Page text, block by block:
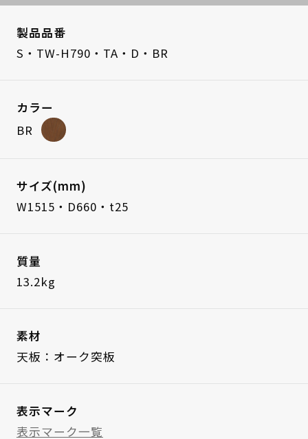
製品品番
S・TW-H790・TA・D・BR
カラー
BR
サイズ(mm)
W1515・D660・t25
質量
13.2kg
素材
天板：オーク突板
表示マーク
表示マーク一覧